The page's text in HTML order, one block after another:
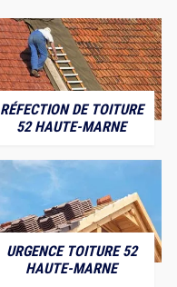
RÉFECTION DE TOITURE
52 HAUTE-MARNE
URGENCE TOITURE 52
HAUTE-MARNE